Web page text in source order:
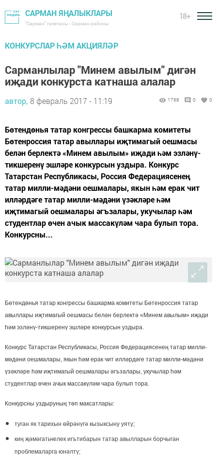
САРМАН ЯҢАЛЫКЛАРЫ
"Сарман" газетасы - Сарман районы
18+
КОНКУРСЛАР ҺӘМ АКЦИЯЛӘР
Сарманлылар "Минем авылым" дигән
иҗади конкурста катнаша алалар
автор, 8 февраль 2017 - 11:19 1768 0 0
Бөтендөнья татар конгрессы башкарма комитеты
Бөтенроссия татар авыллары иҗтимагый оешмасы
белән берлектә «Минем авылым» иҗади һәм эзләнү-
тикшеренү эшләре конкурсын уздыра. Конкурс
Татарстан Республикасы, Россия Федерациясенең
татар милли-мәдәни оешмалары, якын һәм ерак чит
илләрдәге татар милли-мәдәни үзәкләре һәм
иҗтимагый оешмалары әгъзалары, укучылар һәм
студентлар өчен ачык массакүләм чара булып тора.
Конкурсны...
Бөтендөнья татар конгрессы башкарма комитеты Бөтенроссия татар
авыллары иҗтимагый оешмасы белән берлектә «Минем авылым» иҗади
һәм эзләнү-тикшеренү эшләре конкурсын уздыра.
Конкурс Татарстан Республикасы, Россия Федерациясенең татар милли-
мәдәни оешмалары, якын һәм ерак чит илләрдәге татар милли-мәдәни
үзәкләре һәм иҗтимагый оешмалары әгъзалары, укучылар һәм
студентлар өчен ачык массакүләм чара булып тора.
Конкурсны уздыруның төп максатлары:
туган як тарихын өйрәнүгә кызыксыну уяту;
киң җәмәгатьчелек игътибарын татар авылларын борчыган
проблемаларга юнәлтү;